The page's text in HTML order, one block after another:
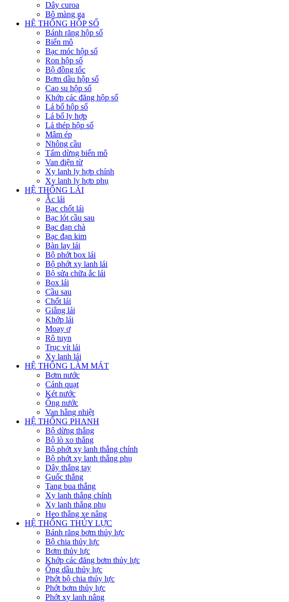
Dây curoa
Bộ màng ga
HỆ THỐNG HỘP SỐ
Bánh răng hộp số
Biến mô
Bạc móc hộp số
Ron hộp số
Bộ đồng tốc
Bơm dầu hộp số
Cao su hộp số
Khớp các đăng hộp số
Lá bố hộp số
Lá bố ly hợp
Lá thép hộp số
Mâm ép
Nhông cầu
Tấm dừng biến mô
Van điện từ
Xy lanh ly hợp chính
Xy lanh ly hợp phụ
HỆ THỐNG LÁI
Ắc lái
Bạc chốt lái
Bạc lót cầu sau
Bạc đạn chà
Bạc đạn kim
Bàn lay lái
Bộ phớt box lái
Bộ phớt xy lanh lái
Bộ sửa chữa ắc lái
Box lái
Cầu sau
Chốt lái
Giằng lái
Khớp lái
Moay ơ
Rô tuyn
Trục vít lái
Xy lanh lái
HỆ THỐNG LÀM MÁT
Bơm nước
Cánh quạt
Két nước
Ống nước
Van hằng nhiệt
HỆ THỐNG PHANH
Bộ dừng thắng
Bộ lò xo thắng
Bộ phớt xy lanh thắng chính
Bộ phớt xy lanh thắng phụ
Dây thắng tay
Guốc thắng
Tang bua thắng
Xy lanh thắng chính
Xy lanh thắng phụ
Heo thắng xe nâng
HỆ THỐNG THỦY LỰC
Bánh răng bơm thủy lực
Bộ chia thủy lực
Bơm thủy lực
Khớp các đăng bơm thủy lực
Ống dầu thủy lực
Phớt bộ chia thủy lực
Phớt bơm thủy lực
Phớt xy lanh nâng